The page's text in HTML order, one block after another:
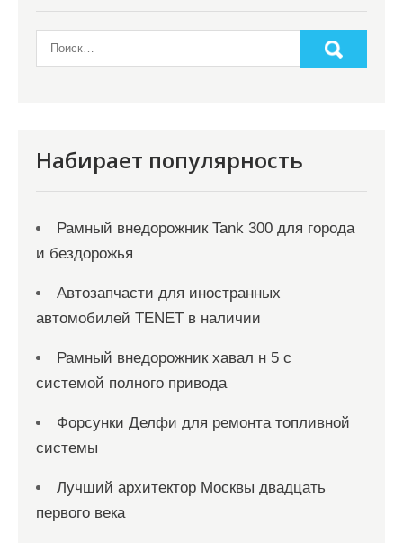
Набирает популярность
Рамный внедорожник Tank 300 для города
и бездорожья
Автозапчасти для иностранных
автомобилей TENET в наличии
Рамный внедорожник хавал н 5 с
системой полного привода
Форсунки Делфи для ремонта топливной
системы
Лучший архитектор Москвы двадцать
первого века